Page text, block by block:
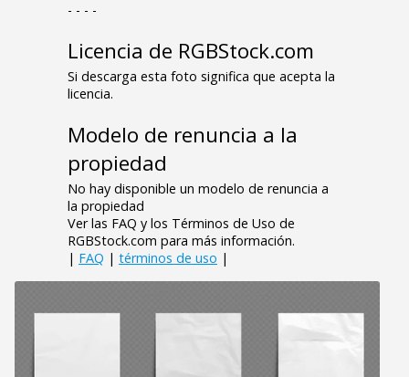
- - - -
Licencia de RGBStock.com
Si descarga esta foto significa que acepta la
licencia.
Modelo de renuncia a la
propiedad
No hay disponible un modelo de renuncia a
la propiedad
Ver las FAQ y los Términos de Uso de
RGBStock.com para más información.
| FAQ | términos de uso |